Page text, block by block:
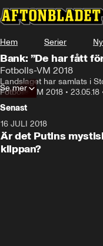
Hem Serier
Bank: ”De har fått
Fotbolls-VM 2018
Landslaget har samlats i
Fotbolls-VM 2018 • 23.05.18
Se mer
Senast
16 JULI 2018
Är det Putins
klippan?